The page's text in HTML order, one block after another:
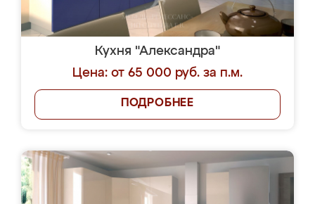
Кухня "Александра"
Цена: от 65 000 руб. за п.м.
ПОДРОБНЕЕ